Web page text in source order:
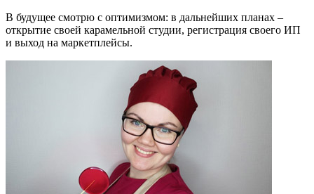
В будущее смотрю с оптимизмом: в дальнейших планах –
открытие своей карамельной студии, регистрация своего ИП
и выход на маркетплейсы.